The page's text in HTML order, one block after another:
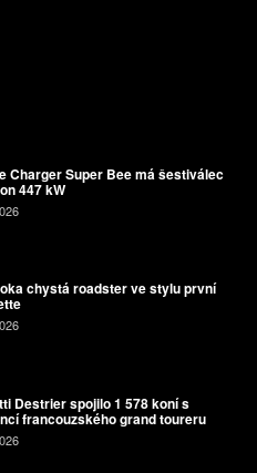
Charger Super Bee má šestiválec
447 kW
chystá roadster ve stylu první
Destrier spojilo 1 578 koní s
francouzského grand toureru